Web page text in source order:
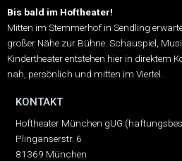
Bis bald im Hoftheater!
Mitten im Stemmerhof in Sendling
großer Nähe zur Bühne. Schauspiel,
Kindertheater entstehen hier in direktem
nah, persönlich und mitten im Viertel.
KONTAKT
Hoftheater München gUG
Plinganserstr. 6
81369 München